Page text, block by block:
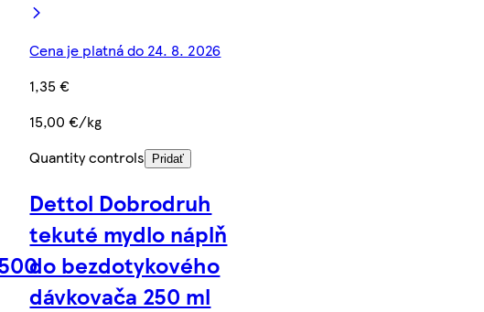
Cena je platná do 24. 8. 2026
1,35 €
15,00 €/kg
Quantity controls
Pridať
Dettol Dobrodruh
tekuté mydlo náplň
do bezdotykového
dávkovača 250 ml